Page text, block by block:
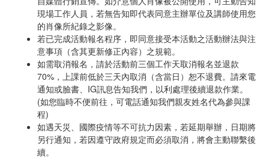
現場工作人員，若無告知即代表同意主辦單位及講師使用您
的肖像所紀錄之影像。
若已完成活動報名程序，即同意接受本活動之活動辦法與注
意事項（含其更新修正內容）之規範。
如需取消報名，請於活動前三個工作天取消報名並退款
70%，上課前低於三天內取消（含當日）恕不退費。請來電
通知或臉書、IG訊息告知我們，以利處理後續退款作業。
(如您臨時不便前往，可電話通知我們親友姓名代為參與課
程)
如遇天災、國際疫情等不可抗力因素，若延期舉辦，日期將
另行通知，若因遵守政府規定而必須取消，將會主動聯繫後
續。